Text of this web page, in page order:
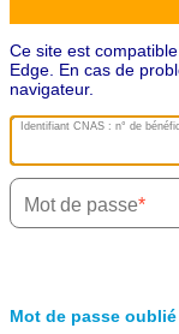
Ce site est
Edge. En cas de
navigateur.
Identifiant CNAS : n° de
Mot de passe
Mot de passe oublié